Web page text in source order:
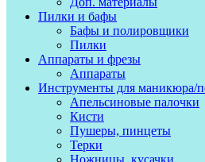
Пилки и бафы
Бафы и полировщики
Пилки
Аппараты и фрезы
Аппараты
Инструменты для маникюра/
Апельсиновые палочки
Кисти
Пушеры, пинцеты
Терки
Ножницы, кусачки